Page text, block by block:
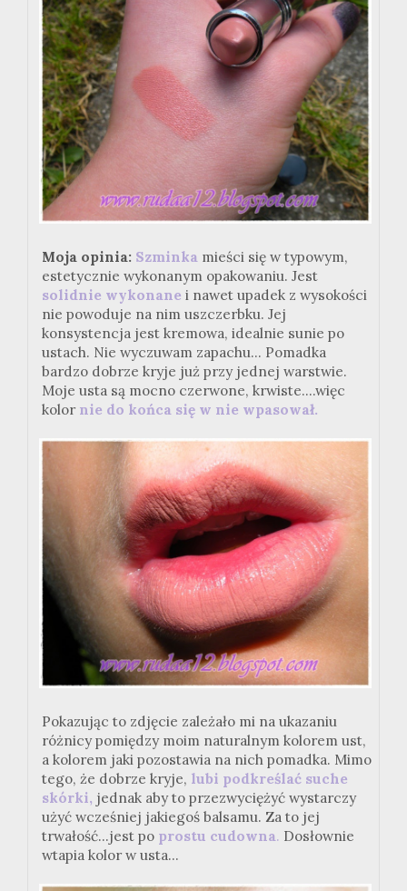
Moja opinia: Szminka mieści się w typowym,
estetycznie wykonanym opakowaniu. Jest
solidnie wykonane i nawet upadek z wysokości
nie powoduje na nim uszczerbku. Jej
konsystencja jest kremowa, idealnie sunie po
ustach. Nie wyczuwam zapachu... Pomadka
bardzo dobrze kryje już przy jednej warstwie.
Moje usta są mocno czerwone, krwiste....więc
kolor nie do końca się w nie wpasował.
Pokazując to zdjęcie zależało mi na ukazaniu
różnicy pomiędzy moim naturalnym kolorem ust,
a kolorem jaki pozostawia na nich pomadka. Mimo
tego, że dobrze kryje, lubi podkreślać suche
skórki, jednak aby to przezwyciężyć wystarczy
użyć wcześniej jakiegoś balsamu. Za to jej
trwałość...jest po prostu cudowna. Dosłownie
wtapia kolor w usta...